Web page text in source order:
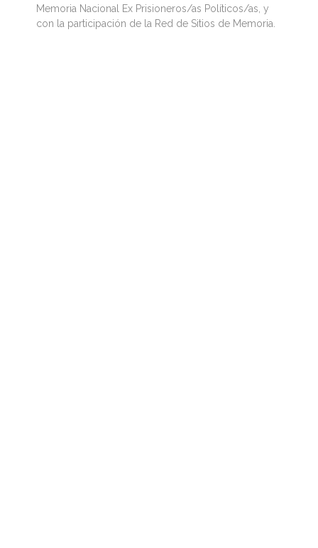
Memoria Nacional Ex Prisioneros/as Políticos/as, y
con la participación de la Red de Sitios de Memoria.